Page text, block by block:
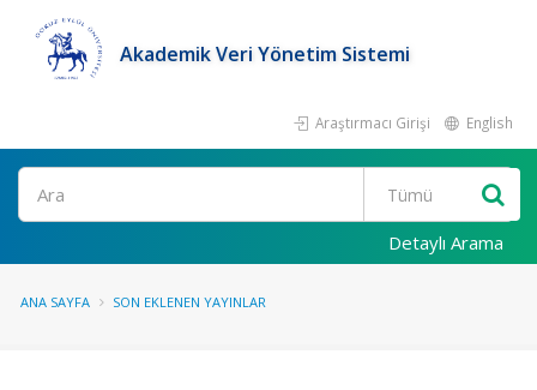
Akademik Veri Yönetim Sistemi
Araştırmacı Girişi English
Ara
Detaylı Arama
ANA SAYFA SON EKLENEN YAYINLAR